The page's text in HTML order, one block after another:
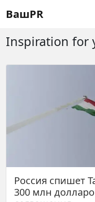
Регистрация
ВашPR
Inspiration for
Россия спишет
300 млн